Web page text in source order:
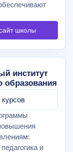
школы
институт
образования
курсов
и